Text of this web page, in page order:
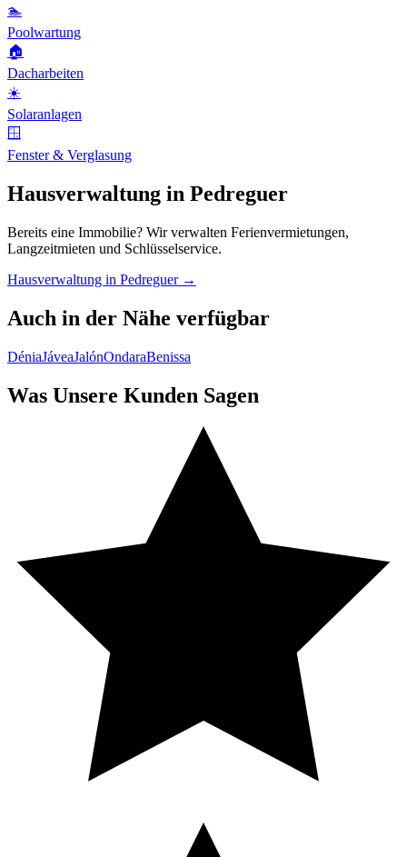
🏊
Poolwartung
🏠
Dacharbeiten
☀️
Solaranlagen
🪟
Fenster & Verglasung
Hausverwaltung in Pedreguer
Bereits eine Immobilie? Wir verwalten Ferienvermietungen,
Langzeitmieten und Schlüsselservice.
Hausverwaltung in Pedreguer →
Auch in der Nähe verfügbar
DéniaJáveaJalónOndaraBenissa
Was Unsere Kunden Sagen